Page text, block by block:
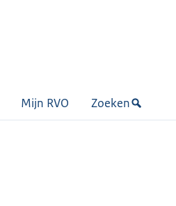
Mijn RVO Zoeken